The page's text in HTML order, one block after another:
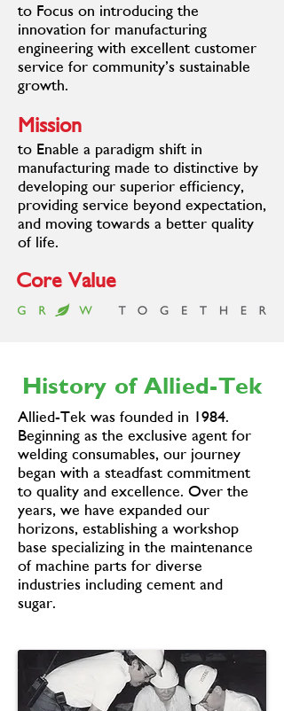
to Focus on introducing the
innovation for manufacturing
engineering with excellent customer
service for community’s sustainable
growth.
Mission
to Enable a paradigm shift in
manufacturing made to distinctive by
developing our superior efficiency,
providing service beyond expectation,
and moving towards a better quality
of life.
Core Value
History of Allied-Tek
Allied-Tek was founded in 1984.
Beginning as the exclusive agent for
welding consumables, our journey
began with a steadfast commitment
to quality and excellence. Over the
years, we have expanded our
horizons, establishing a workshop
base specializing in the maintenance
of machine parts for diverse
industries including cement and
sugar.